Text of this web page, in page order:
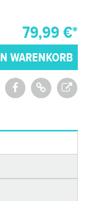
79,99 €*